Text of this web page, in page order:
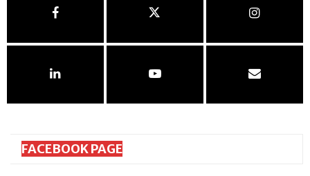
FACEBOOK PAGE